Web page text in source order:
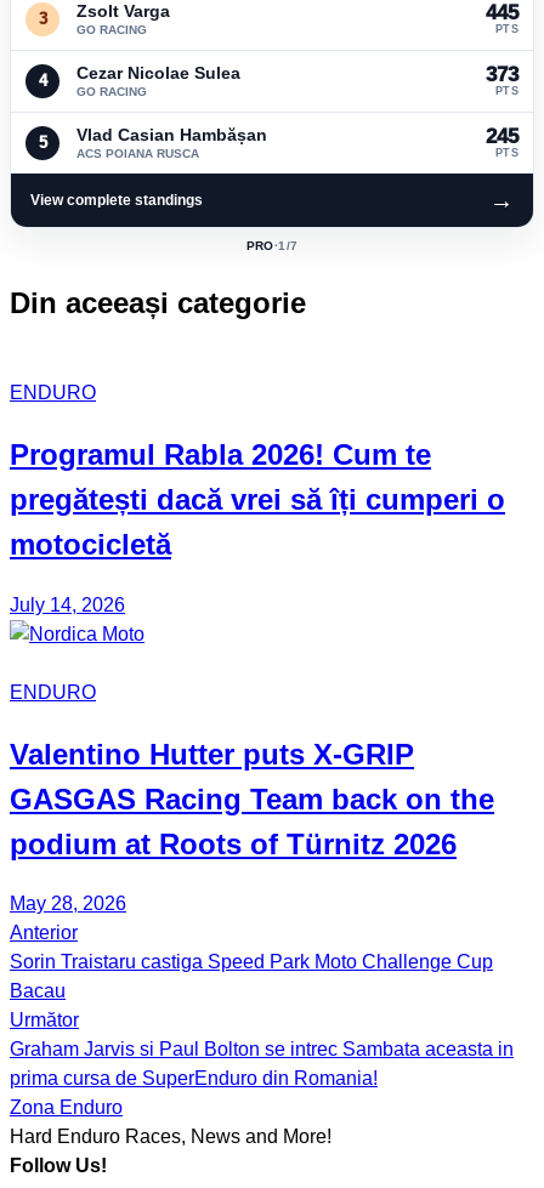
3 Zsolt Varga
GO RACING
445
PTS
4 Cezar Nicolae Sulea
GO RACING
373
PTS
5 Vlad Casian Hambășan
ACS POIANA RUSCA
245
PTS
View complete standings →
ACTIVE
PRO·1 /7
Din aceeași categorie
ENDURO
Programul Rabla2026! Cum te
pregătești dacă vrei să îți cumperi o
motocicletă
July 14, 2026
ENDURO
Valentino Hutter puts X-GRIP
GASGAS Racing Team back on the
podium at Roots of Türnitz 2026
May 28, 2026
Post
navigation
Anterior
Sorin Traistaru castiga Speed Park Moto Challenge Cup
Bacau
Următor
Graham Jarvis si Paul Bolton se intrec Sambata aceasta in
prima cursa de SuperEnduro din Romania!
Zona Enduro
Hard Enduro Races, News and More!
Follow Us!